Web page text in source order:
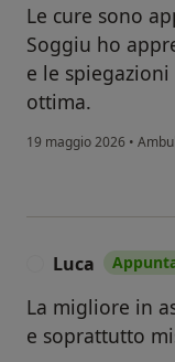
Le cure sono
Soggiu ho
e le
ottima.
19 maggio 2026 •
Luca
La migliore in
e soprattutto